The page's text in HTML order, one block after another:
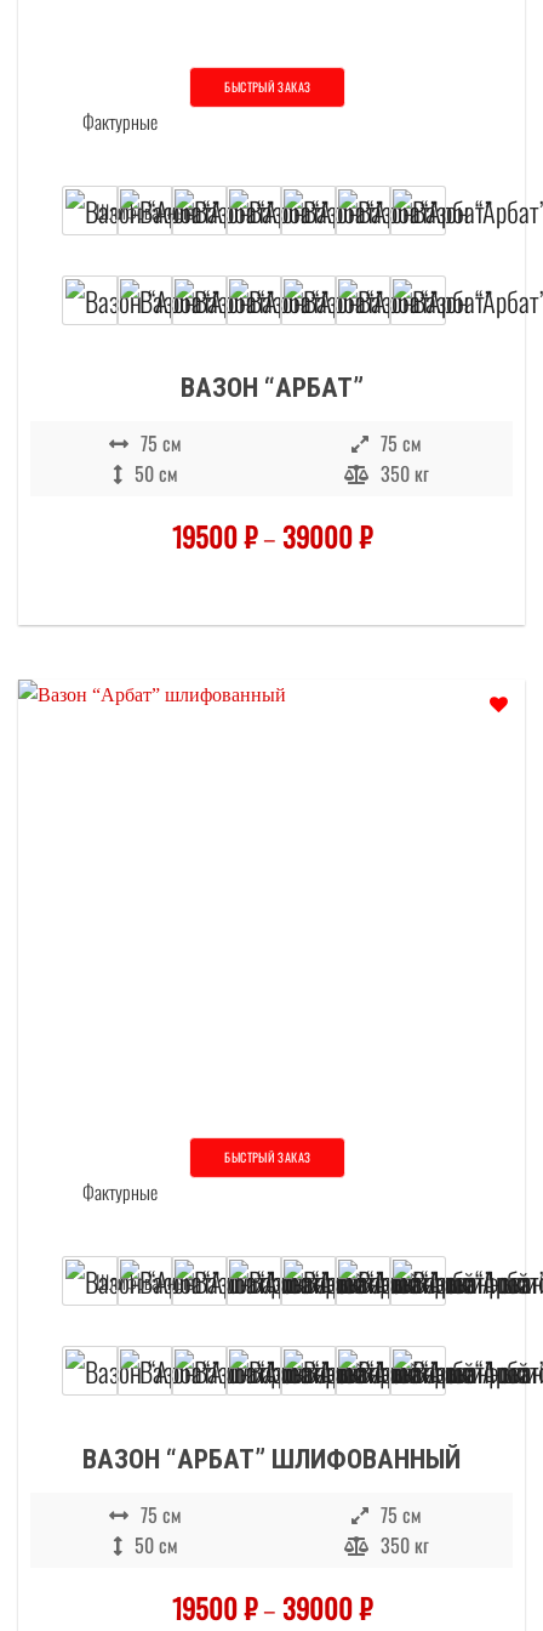
БЫСТРЫЙ ЗАКАЗ
ВАЗОН “АРБАТ”
75 см
75 см
50 см
350 кг
19500₽–39000₽
БЫСТРЫЙ ЗАКАЗ
ВАЗОН “АРБАТ” ШЛИФОВАННЫЙ
75 см
75 см
50 см
350 кг
19500₽–39000₽